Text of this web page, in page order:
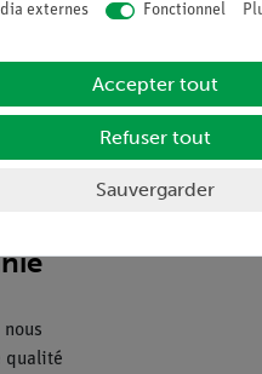
qualité
externes Fonctionnel
Accepter tout
Refuser tout
Sauvergarder